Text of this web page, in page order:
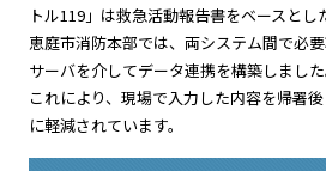
トル119」は救急活動報告書をベースとし
恵庭市消防本部では、両システム間で必
サーバを介してデータ連携を構築しました
これにより、現場で入力した内容を帰署
に軽減されています。